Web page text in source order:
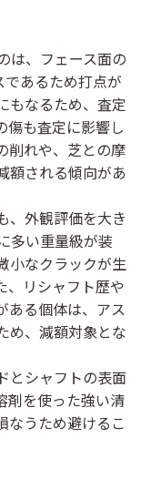
は、フェース面の
であるため打点が
もなるため、査定
傷も査定に影響し
削れや、芝との摩
額される傾向があ
、外観評価を大き
多い重量級が装
小なクラックが生
、リシャフト歴や
ある個体は、アス
め、減額対象とな
とシャフトの表面
剤を使った強い清
なうため避けるこ